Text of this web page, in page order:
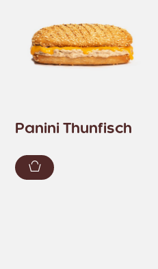
Panini Thunfisch
Zum Warenkorb